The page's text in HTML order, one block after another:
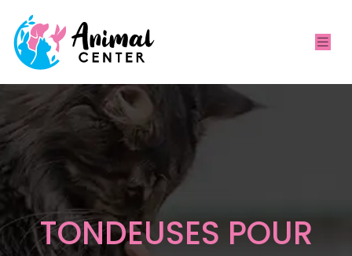
TONDEUSES POUR